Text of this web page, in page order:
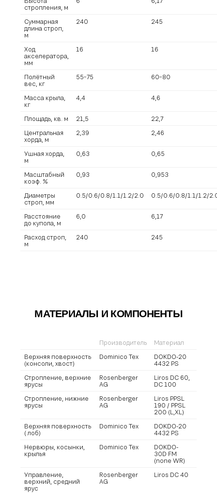
стропления, м
Суммарная
длина строп,
м
240 245
Ход
акселератора,
мм
16 16
Полётный
вес, кг
55−75 60−80
Масса крыла,
кг
4,4 4,6
Площадь, кв. м 21,5 22,7
Центральная
хорда, м
2,39 2,46
Ушная хорда,
м
0,63 0,65
Масштабный
коэф. %
0,93 0,953
Диаметры
строп, мм
0.5/0.6/0.8/1.1/1.2/2.0 0.5/0.6/0.8/1.1/1.2/
Расстояние
до купола, м
6,0 6,17
Расход строп,
м
240 245
МАТЕРИАЛЫ И КОМПОНЕНТЫ
Производитель Материал
Верхняя поверхность
(консоли, хвост)
Dominico Tex
DOKDO-20
4432 PS
Стропление, верхние
ярусы
Rosenberger
AG
Liros DC 60,
DC 100
Стропление, нижние
ярусы
Rosenberger
AG
Liros PPSL
190 / PPSL
200 (L,XL)
Верхняя поверхность
( лоб)
Dominico Tex
DOKDO-20
4432 PS
Нервюры, косынки,
крылья
Dominico Tex
DOKDO-
30D FM
(none WR)
Управление,
верхний, средний
ярус
Rosenberger
AG
Liros DC 40